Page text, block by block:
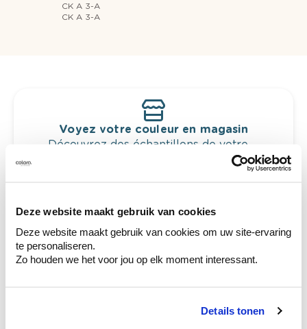
Deze website maakt gebruik van cookies
Deze website maakt gebruik van cookies om uw site-ervaring
te personaliseren.
Zo houden we het voor jou op elk moment interessant.
Details tonen
CK A 3-A
CK A 3-A
Voyez votre couleur en magasin
Découvrez des échantillons de votre
Obtenez des conseils personnalisés sur la
combinaison de couleurs.
Conseil couleur à domicile